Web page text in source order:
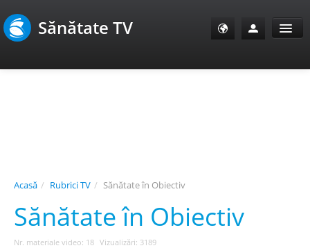
Sănătate TV
E-Sănătate Pacienți
E-Sănătate Medici
Acasă / Rubrici TV / Sănătate în Obiectiv
Sănătate în Obiectiv
Nr. materiale video: 18 Vizualizări: 3189